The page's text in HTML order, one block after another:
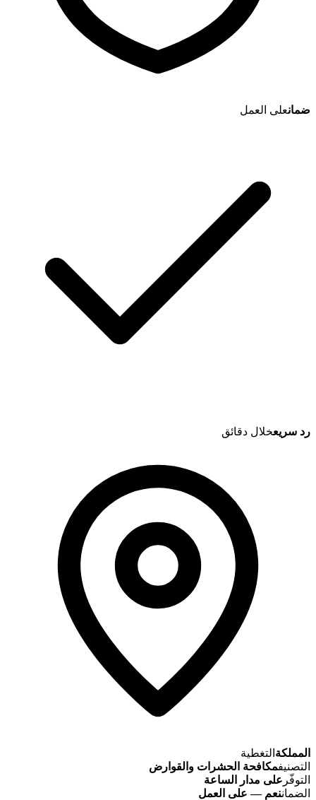
ضمانعلى العمل
رد سريعخلال دقائق
المملكة التغطية
التصنيفمكافحة الحشرات والقوارض
التوفّر على مدار الساعة
الضماننعم — على العمل